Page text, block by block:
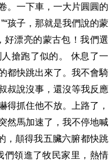
。一下車，一大片圓圓的
孩子，那就是我們說的蒙
好漂亮的蒙古包！我們選
搶跑了似的。 休息了一
都快跳出來了。我不會騎
叔說沒事，還沒等我反應
得抓住他不放。上路了，
然馬加速了，我不停地喊
，顛得我五臟六腑都快跳
們領進了牧民家里，熱情